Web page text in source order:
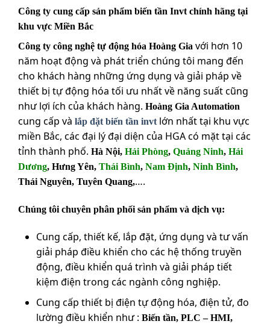
Công ty cung cấp sản phẩm biến tần Invt chính hãng tại
khu vực Miền Bắc
Công ty công nghệ tự động hóa Hoàng Gia với hơn 10
năm hoạt động và phát triển chúng tôi mang đến
cho khách hàng những ứng dụng và giải pháp về
thiết bị tự động hóa tối ưu nhất về năng suất cũng
như lợi ích của khách hàng. Hoàng Gia Automation
cung cấp và lắp đặt biến tần invtlớn nhất tại khu vực
miền Bắc, các đại lý đại diện của HGA có mặt tại các
tỉnh thành phố. Hà Nội, Hải Phòng, Quảng Ninh, Hải
Dương, Hưng Yên, Thái Bình, Nam Định, Ninh Bình,
Thái Nguyên, Tuyên Quang,….
Chúng tôi chuyên phân phối sản phẩm và dịch vụ:
Cung cấp, thiết kế, lắp đặt, ứng dụng và tư vấn
giải pháp điều khiển cho các hệ thống truyền
động, điều khiển quá trình và giải pháp tiết
kiệm điện trong các ngành công nghiệp.
Cung cấp thiết bị điện tự động hóa, điện tử, đo
lường điều khiển như : Biến tần, PLC – HMI,